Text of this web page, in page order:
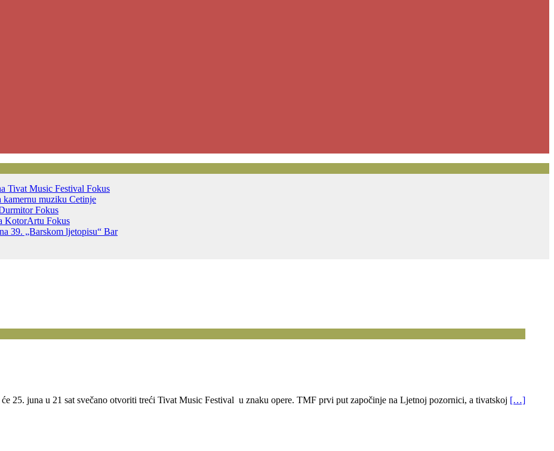
Tivat Music Festival Fokus
muziku Cetinje
Fokus
KotorArtu Fokus
39. „Barskom ljetopisu“ Bar
25. juna u 21 sat svečano otvoriti treći Tivat Music Festival u znaku opere. TMF prvi put započinje na Ljetnoj pozornici, a tivatskoj […]